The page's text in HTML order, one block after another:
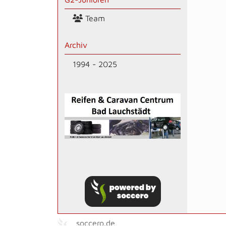
Team
Archiv
1994 - 2025
soccero.de